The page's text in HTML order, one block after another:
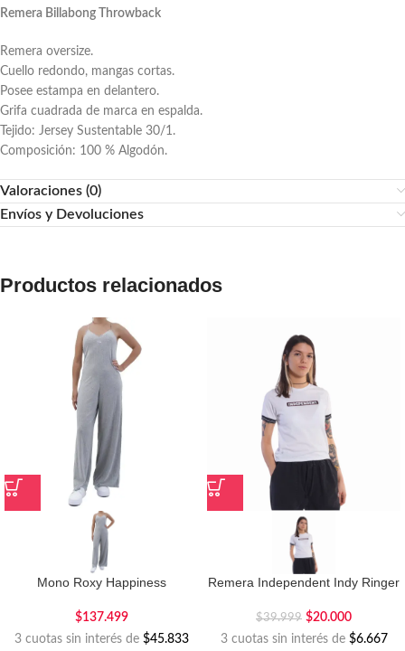
Remera Billabong Throwback
Remera oversize.
Cuello redondo, mangas cortas.
Posee estampa en delantero.
Grifa cuadrada de marca en espalda.
Tejido: Jersey Sustentable 30/1.
Composición: 100 % Algodón.
Valoraciones (0)
Envíos y Devoluciones
Productos relacionados
Mono Roxy Happiness
$137.499
3 cuotas sin interés de $45.833
Remera Independent Indy Ringer
$39.999 $20.000
3 cuotas sin interés de $6.667